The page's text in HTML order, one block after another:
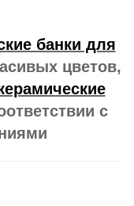
банки для
цветов,
с